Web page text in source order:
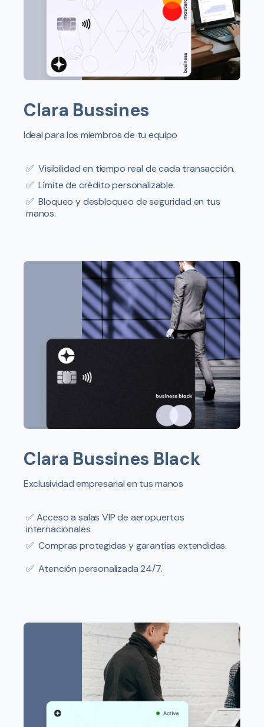
Clara Bussines
Ideal para los miembros de tu equipo
✅Visibilidad en tiempo real de cada transacción.
✅Límite de crédito personalizable.
✅Bloqueo y desbloqueo de seguridad en tus
manos.
Clara Bussines Black
Exclusividad empresarial en tus manos
✅ Acceso a salas VIP de aeropuertos
internacionales.
✅Compras protegidas y garantías extendidas.
✅Atención personalizada 24/7.